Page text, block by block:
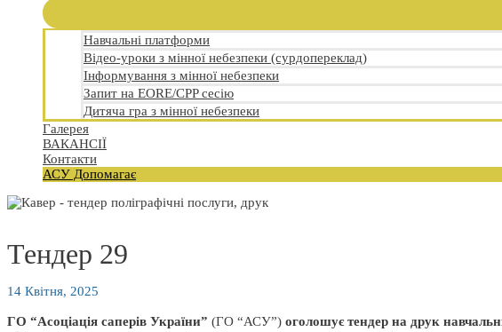
Навчальні платформи
Відео-уроки з мінної небезпеки (сурдопереклад)
Інформування з мінної небезпеки
Запит на EORE/CPP сесію
Дитяча гра з мінної небезпеки
Галерея
ВАКАНСІЇ
Контакти
АСУ Допомагає
Тендер 29
14 Квітня, 2025
ГО “Асоціація саперів України” (ГО “АСУ”) оголошує тендер на друк